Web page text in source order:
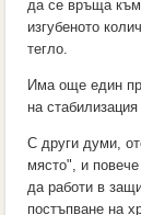
да се връща към
изгубеното
тегло.
Има още един
на стабилизация
С други думи,
място", и
да работи в
постъпване на